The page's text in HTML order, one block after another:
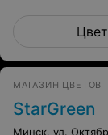
МАГАЗИН ЦВЕТОВ
StarGreen
Минск, ул.